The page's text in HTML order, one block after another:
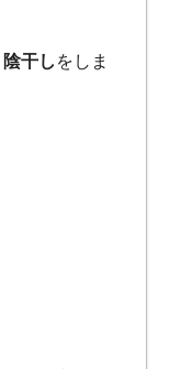
陰干し をしま